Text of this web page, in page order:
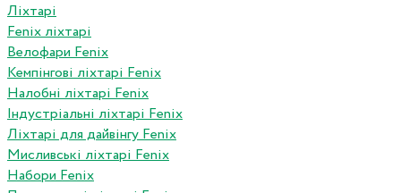
Ліхтарі
Fenix ліхтарі
Велофари Fenix
Кемпінгові ліхтарі Fenix
Налобні ліхтарі Fenix
Індустріальні ліхтарі Fenix
Ліхтарі для дайвінгу Fenix
Мисливські ліхтарі Fenix
Набори Fenix